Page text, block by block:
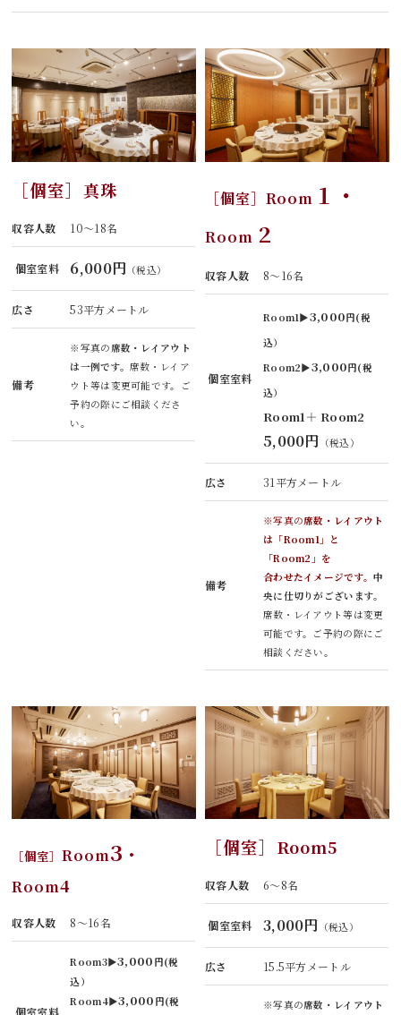
［個室］真珠
収容人数 10～18名
個室室料 6,000円 （税込）
広さ 53平方メートル
備考
※写真の 席数・レイアウト
は一例です。席数・レイア
ウト等は変更可能です。ご
予約の際にご相談くださ
い。
［個室］Room １・
Room 2
収容人数 8～16名
個室室料
Room1▶3,000円(税
込）
Room2▶3,000円(税
込）
Room1＋ Room2
5,000円 （税込）
広さ 31平方メートル
備考
※写真の席数・レイアウト
は「Room1」と
「Room2」を
合わせたイメージです。中
央に仕切りがございます。
席数・レイアウト等は変更
可能です。ご予約の際にご
相談ください。
［個室］Room3 ・
Room4
収容人数 8～16名
個室室料
Room3▶3,000 円(税
込）
Room4▶3,000 円(税
［個室］ Room5
収容人数 6～8名
個室室料 3,000円 （税込）
広さ 15.5平方メートル
※写真の席数・レイアウト